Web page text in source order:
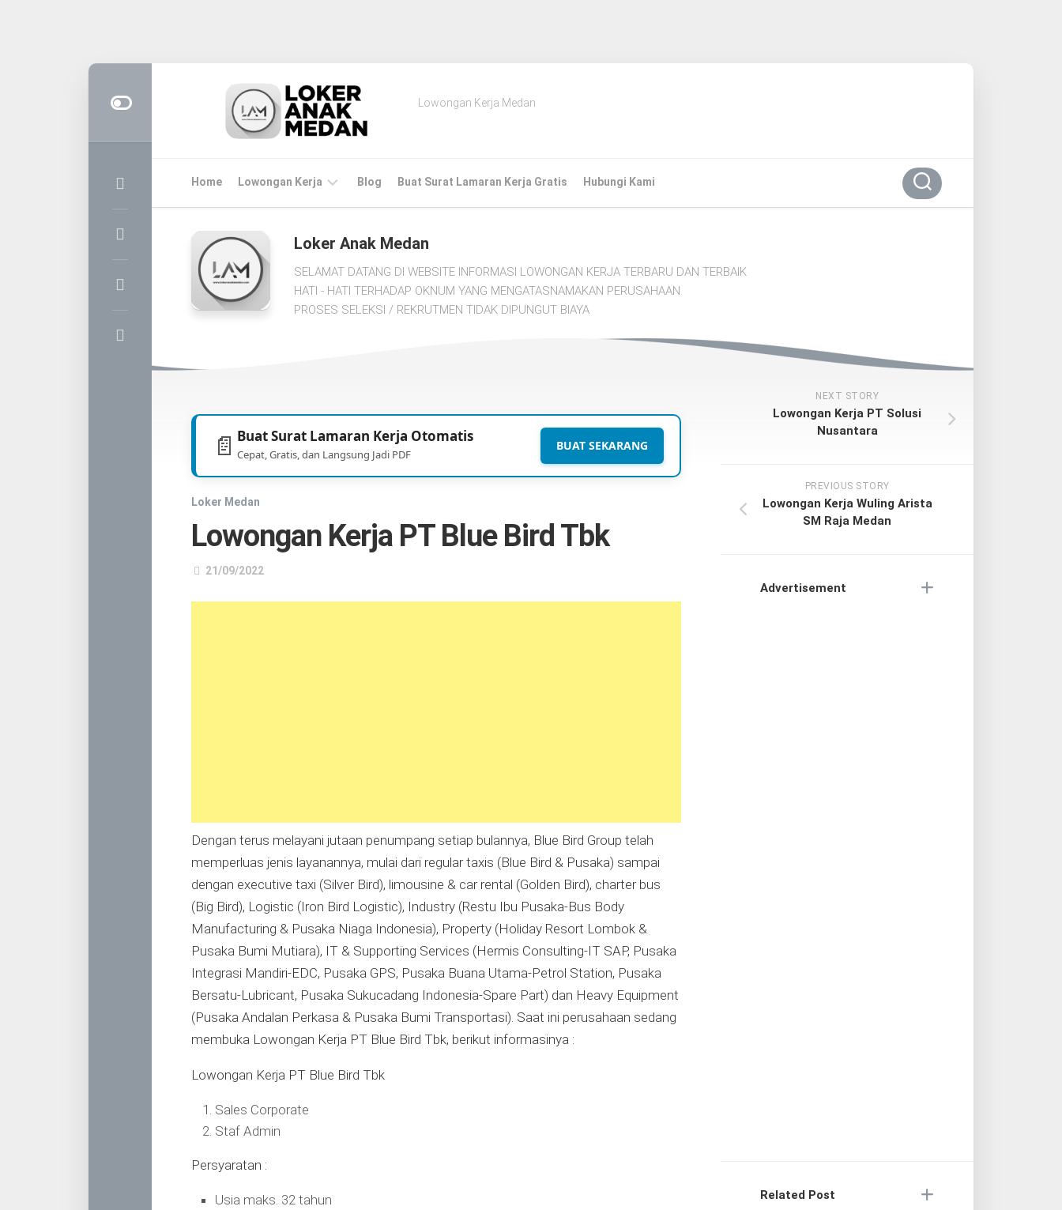
Lowongan Kerja Medan
Home Lowongan Kerja
MEDAN
CPNS
PPPK
Blog Buat Surat Lamaran Kerja Gratis Hubungi Kami
Loker Anak Medan
SELAMAT DATANG DI WEBSITE INFORMASI LOWONGAN KERJA TERBARU DAN TERBAIK
HATI - HATI TERHADAP OKNUM YANG MENGATASNAMAKAN PERUSAHAAN.
PROSES SELEKSI / REKRUTMEN TIDAK DIPUNGUT BIAYA
📄 Buat Surat Lamaran Kerja Otomatis
Cepat, Gratis, dan Langsung Jadi PDF
BUAT SEKARANG
Loker Medan
Lowongan Kerja PT Blue Bird Tbk
21/09/2022
Dengan terus melayani jutaan penumpang setiap bulannya, Blue Bird Group telah
memperluas jenis layanannya, mulai dari regular taxis (Blue Bird & Pusaka) sampai
dengan executive taxi (Silver Bird), limousine & car rental (Golden Bird), charter bus
(Big Bird), Logistic (Iron Bird Logistic), Industry (Restu Ibu Pusaka-Bus Body
Manufacturing & Pusaka Niaga Indonesia), Property (Holiday Resort Lombok &
Pusaka Bumi Mutiara), IT & Supporting Services (Hermis Consulting-IT SAP, Pusaka
Integrasi Mandiri-EDC, Pusaka GPS, Pusaka Buana Utama-Petrol Station, Pusaka
Bersatu-Lubricant, Pusaka Sukucadang Indonesia-Spare Part) dan Heavy Equipment
(Pusaka Andalan Perkasa & Pusaka Bumi Transportasi). Saat ini perusahaan sedang
membuka Lowongan Kerja PT Blue Bird Tbk, berikut informasinya :
Lowongan Kerja PT Blue Bird Tbk
Sales Corporate
Staf Admin
Persyaratan :
Usia maks. 32 tahun
NEXT STORY
Lowongan Kerja PT Solusi
Nusantara
PREVIOUS STORY
Lowongan Kerja Wuling Arista
SM Raja Medan
Advertisement
Related Post